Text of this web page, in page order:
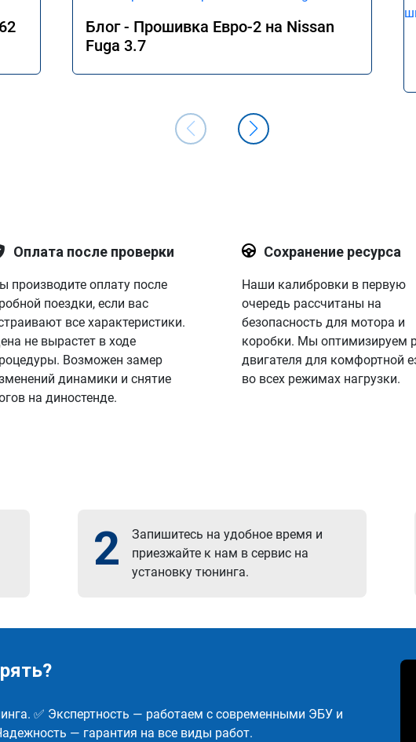
Блог - Прошивка Евро-2 на Nissan
Fuga 3.7
Оплата после проверки
производите оплату после
поездки, если вас
все характеристики.
не вырастет в ходе
Возможен замер
динамики и снятие
на диностенде.
Сохранение ресурса
Наши калибровки в первую
очередь рассчитаны на
безопасность для мотора и
коробки. Мы оптимизируем
двигателя для комфортной
во всех режимах нагрузки.
2
Запишитесь на удобное время и
приезжайте к нам в сервис на
установку тюнинга.
✅ Экспертность — работаем с современными ЭБУ и
— гарантия на все виды работ.